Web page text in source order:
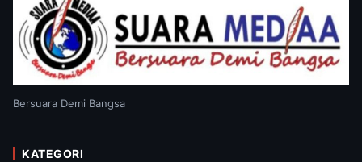
Bersuara Demi Bangsa
KATEGORI